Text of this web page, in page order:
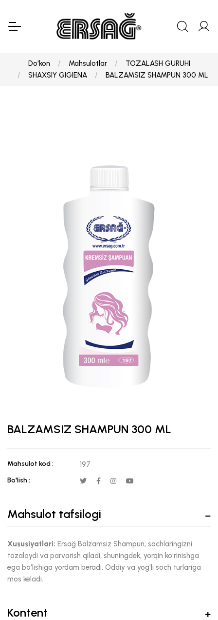
Do'kon Mahsulotlar
TOZALASH GURUHI
SHAXSIY GIGIENA
BALZAMSIZ SHAMPUN 300 ML
BALZAMSIZ SHAMPUN 300 ML
Mahsulot kod : 197
Bo'lish :
Mahsulot tafsilogi
Xususiyatlari: Ersağ Balzamsiz Shampun, sochlaringizni
tozalaydi va parvarish qiladi, shuningdek, yorqin ko'rinishga
ega bo'lishiga yordam beradi. Oddiy va yog'li soch turlariga
mos keladi.
Kontent